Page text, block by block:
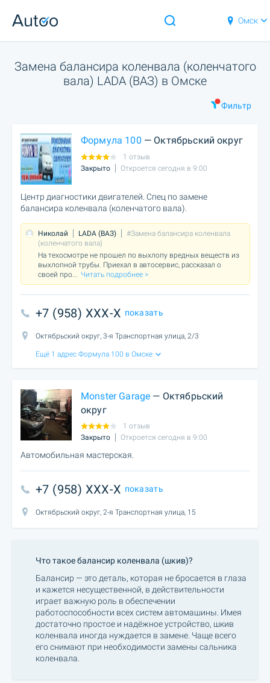
Омск
Замена балансира коленвала (коленчатого
вала) LADA (ВАЗ) в Омске
Фильтр
Формула 100 — Октябрьский округ
1 отзыв
Закрыто
Откроется сегодня в 9:00
Центр диагностики двигателей. Спец по замене
балансира коленвала (коленчатого вала).
Николай LADA (ВАЗ)
#Замена балансира коленвала
(коленчатого вала)
На техосмотре не прошел по выхлопу вредных веществ из
выхлопной трубы. Приехал в автосервис, рассказал о
своей про... Читать подробнее >
+7 (958) XXX-X показать
Октябрьский округ, 3-я Транспортная улица, 2/3
Ещё 1 адрес Формула 100 в Омске
Monster Garage — Октябрьский
округ
1 отзыв
Закрыто
Откроется сегодня в 9:00
Автомобильная мастерская.
+7 (958) XXX-X показать
Октябрьский округ, 2-я Транспортная улица, 15
Что такое балансир коленвала (шкив)?
Балансир — это деталь, которая не бросается в глаза
и кажется несущественной, в действительности
играет важную роль в обеспечении
работоспособности всех систем автомашины. Имея
достаточно простое и надёжное устройство, шкив
коленвала иногда нуждается в замене. Чаще всего
его снимают при необходимости замены сальника
коленвала.